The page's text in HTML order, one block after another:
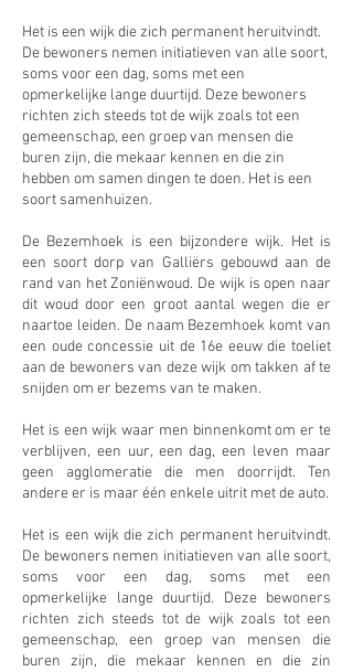
Het is een wijk die zich permanent heruitvindt.
De bewoners nemen initiatieven van alle soort,
soms voor een dag, soms met een
opmerkelijke lange duurtijd. Deze bewoners
richten zich steeds tot de wijk zoals tot een
gemeenschap, een groep van mensen die
buren zijn, die mekaar kennen en die zin
hebben om samen dingen te doen. Het is een
soort samenhuizen.
De Bezemhoek is een bijzondere wijk. Het is
een soort dorp van Galliërs gebouwd aan de
rand van het Zoniënwoud. De wijk is open naar
dit woud door een groot aantal wegen die er
naartoe leiden. De naam Bezemhoek komt van
een oude concessie uit de 16e eeuw die toeliet
aan de bewoners van deze wijk om takken af te
snijden om er bezems van te maken.
Het is een wijk waar men binnenkomt om er te
verblijven, een uur, een dag, een leven maar
geen agglomeratie die men doorrijdt. Ten
andere er is maar één enkele uitrit met de auto.
Het is een wijk die zich permanent heruitvindt.
De bewoners nemen initiatieven van alle soort,
soms voor een dag, soms met een
opmerkelijke lange duurtijd. Deze bewoners
richten zich steeds tot de wijk zoals tot een
gemeenschap, een groep van mensen die
buren zijn, die mekaar kennen en die zin